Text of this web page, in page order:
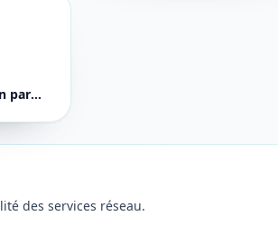
par
et BIMI
des services réseau.